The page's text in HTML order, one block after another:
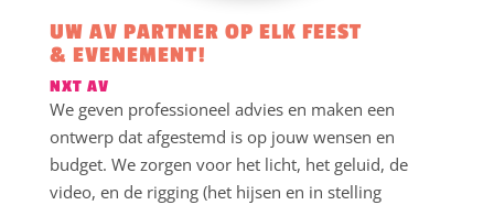
UW AV PARTNER OP ELK FEEST
& EVENEMENT!
NXT AV
We geven professioneel advies en maken een
ontwerp dat afgestemd is op jouw wensen en
budget. We zorgen voor het licht, het geluid, de
video, en de rigging (het hijsen en in stelling